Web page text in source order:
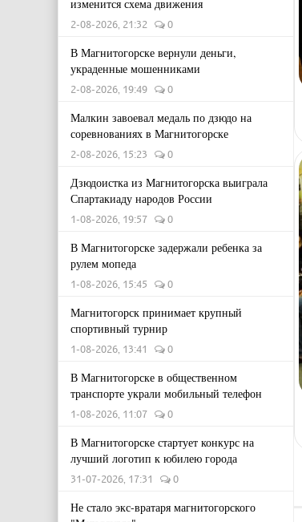
изменится схема движения
2-08-2026, 21:32 0
В Магнитогорске вернули деньги,
украденные мошенниками
2-08-2026, 19:49 0
Малкин завоевал медаль по дзюдо на
соревнованиях в Магнитогорске
2-08-2026, 15:23 0
Дзюдоистка из Магнитогорска выиграла
Спартакиаду народов России
1-08-2026, 19:57 0
В Магнитогорске задержали ребенка за
рулем мопеда
1-08-2026, 15:45 0
Магнитогорск принимает крупный
спортивный турнир
1-08-2026, 13:41 0
В Магнитогорске в общественном
транспорте украли мобильный телефон
1-08-2026, 11:07 0
В Магнитогорске стартует конкурс на
лучший логотип к юбилею города
31-07-2026, 17:31 0
Не стало экс-вратаря магнитогорского